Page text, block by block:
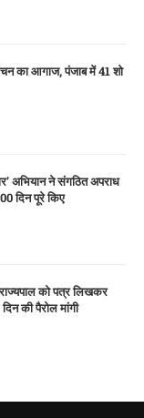
का आगाज, पंजाब में 41 शो
अभियान ने संगठित अपराध
दिन पूरे किए
को पत्र लिखकर
की पैरोल मांगी